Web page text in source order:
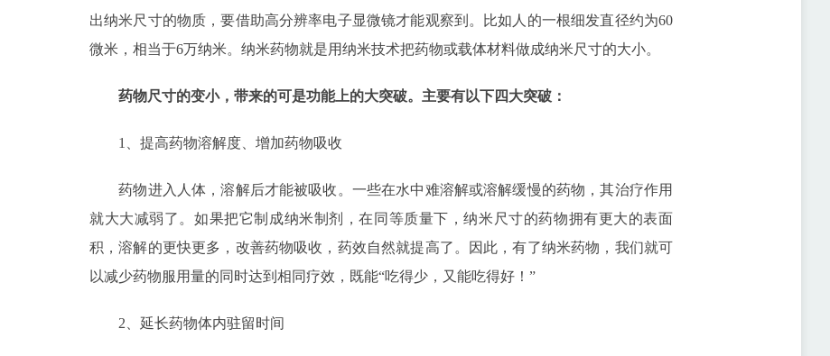
出纳米尺寸的物质，要借助高分辨率电子显微镜才能观察到。比如人的一根细发直径约为60
微米，相当于6万纳米。纳米药物就是用纳米技术把药物或载体材料做成纳米尺寸的大小。
药物尺寸的变小，带来的可是功能上的大突破。主要有以下四大突破：
1、提高药物溶解度、增加药物吸收
药物进入人体，溶解后才能被吸收。一些在水中难溶解或溶解缓慢的药物，其治疗作用
就大大减弱了。如果把它制成纳米制剂，在同等质量下，纳米尺寸的药物拥有更大的表面
积，溶解的更快更多，改善药物吸收，药效自然就提高了。因此，有了纳米药物，我们就可
以减少药物服用量的同时达到相同疗效，既能“吃得少，又能吃得好！”
2、延长药物体内驻留时间